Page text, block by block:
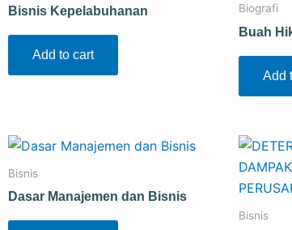
Bisnis Kepelabuhanan
Add to cart
Biografi
Buah
Add
Bisnis
Dasar Manajemen dan Bisnis
Bisnis